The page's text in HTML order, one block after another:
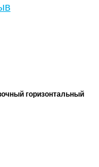
горизонтальный